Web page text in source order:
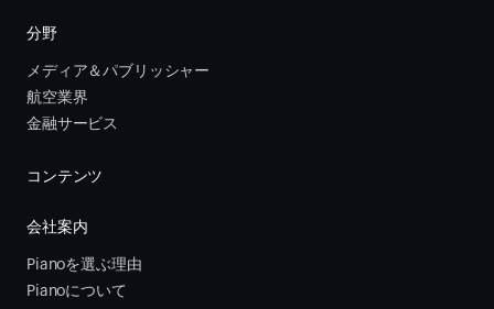
分野
メディア＆パブリッシャー
航空業界
金融サービス
コンテンツ
会社案内
Pianoを選ぶ理由
Pianoについて